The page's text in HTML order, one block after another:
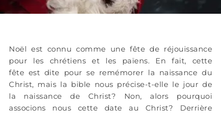
Noël est connu comme une fête de réjouissance
pour les chrétiens et les païens. En fait, cette
fête est dite pour se remémorer la naissance du
Christ, mais la bible nous précise-t-elle le jour de
la naissance de Christ? Non, alors pourquoi
associons nous cette date au Christ? Derrière